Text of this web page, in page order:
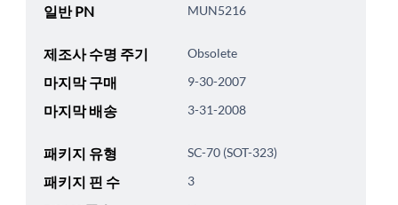
일반 PN MUN5216
제조사 수명 주기 Obsolete
마지막 구매 9-30-2007
마지막 배송 3-31-2008
패키지 유형 SC-70 (SOT-323)
패키지 핀 수 3